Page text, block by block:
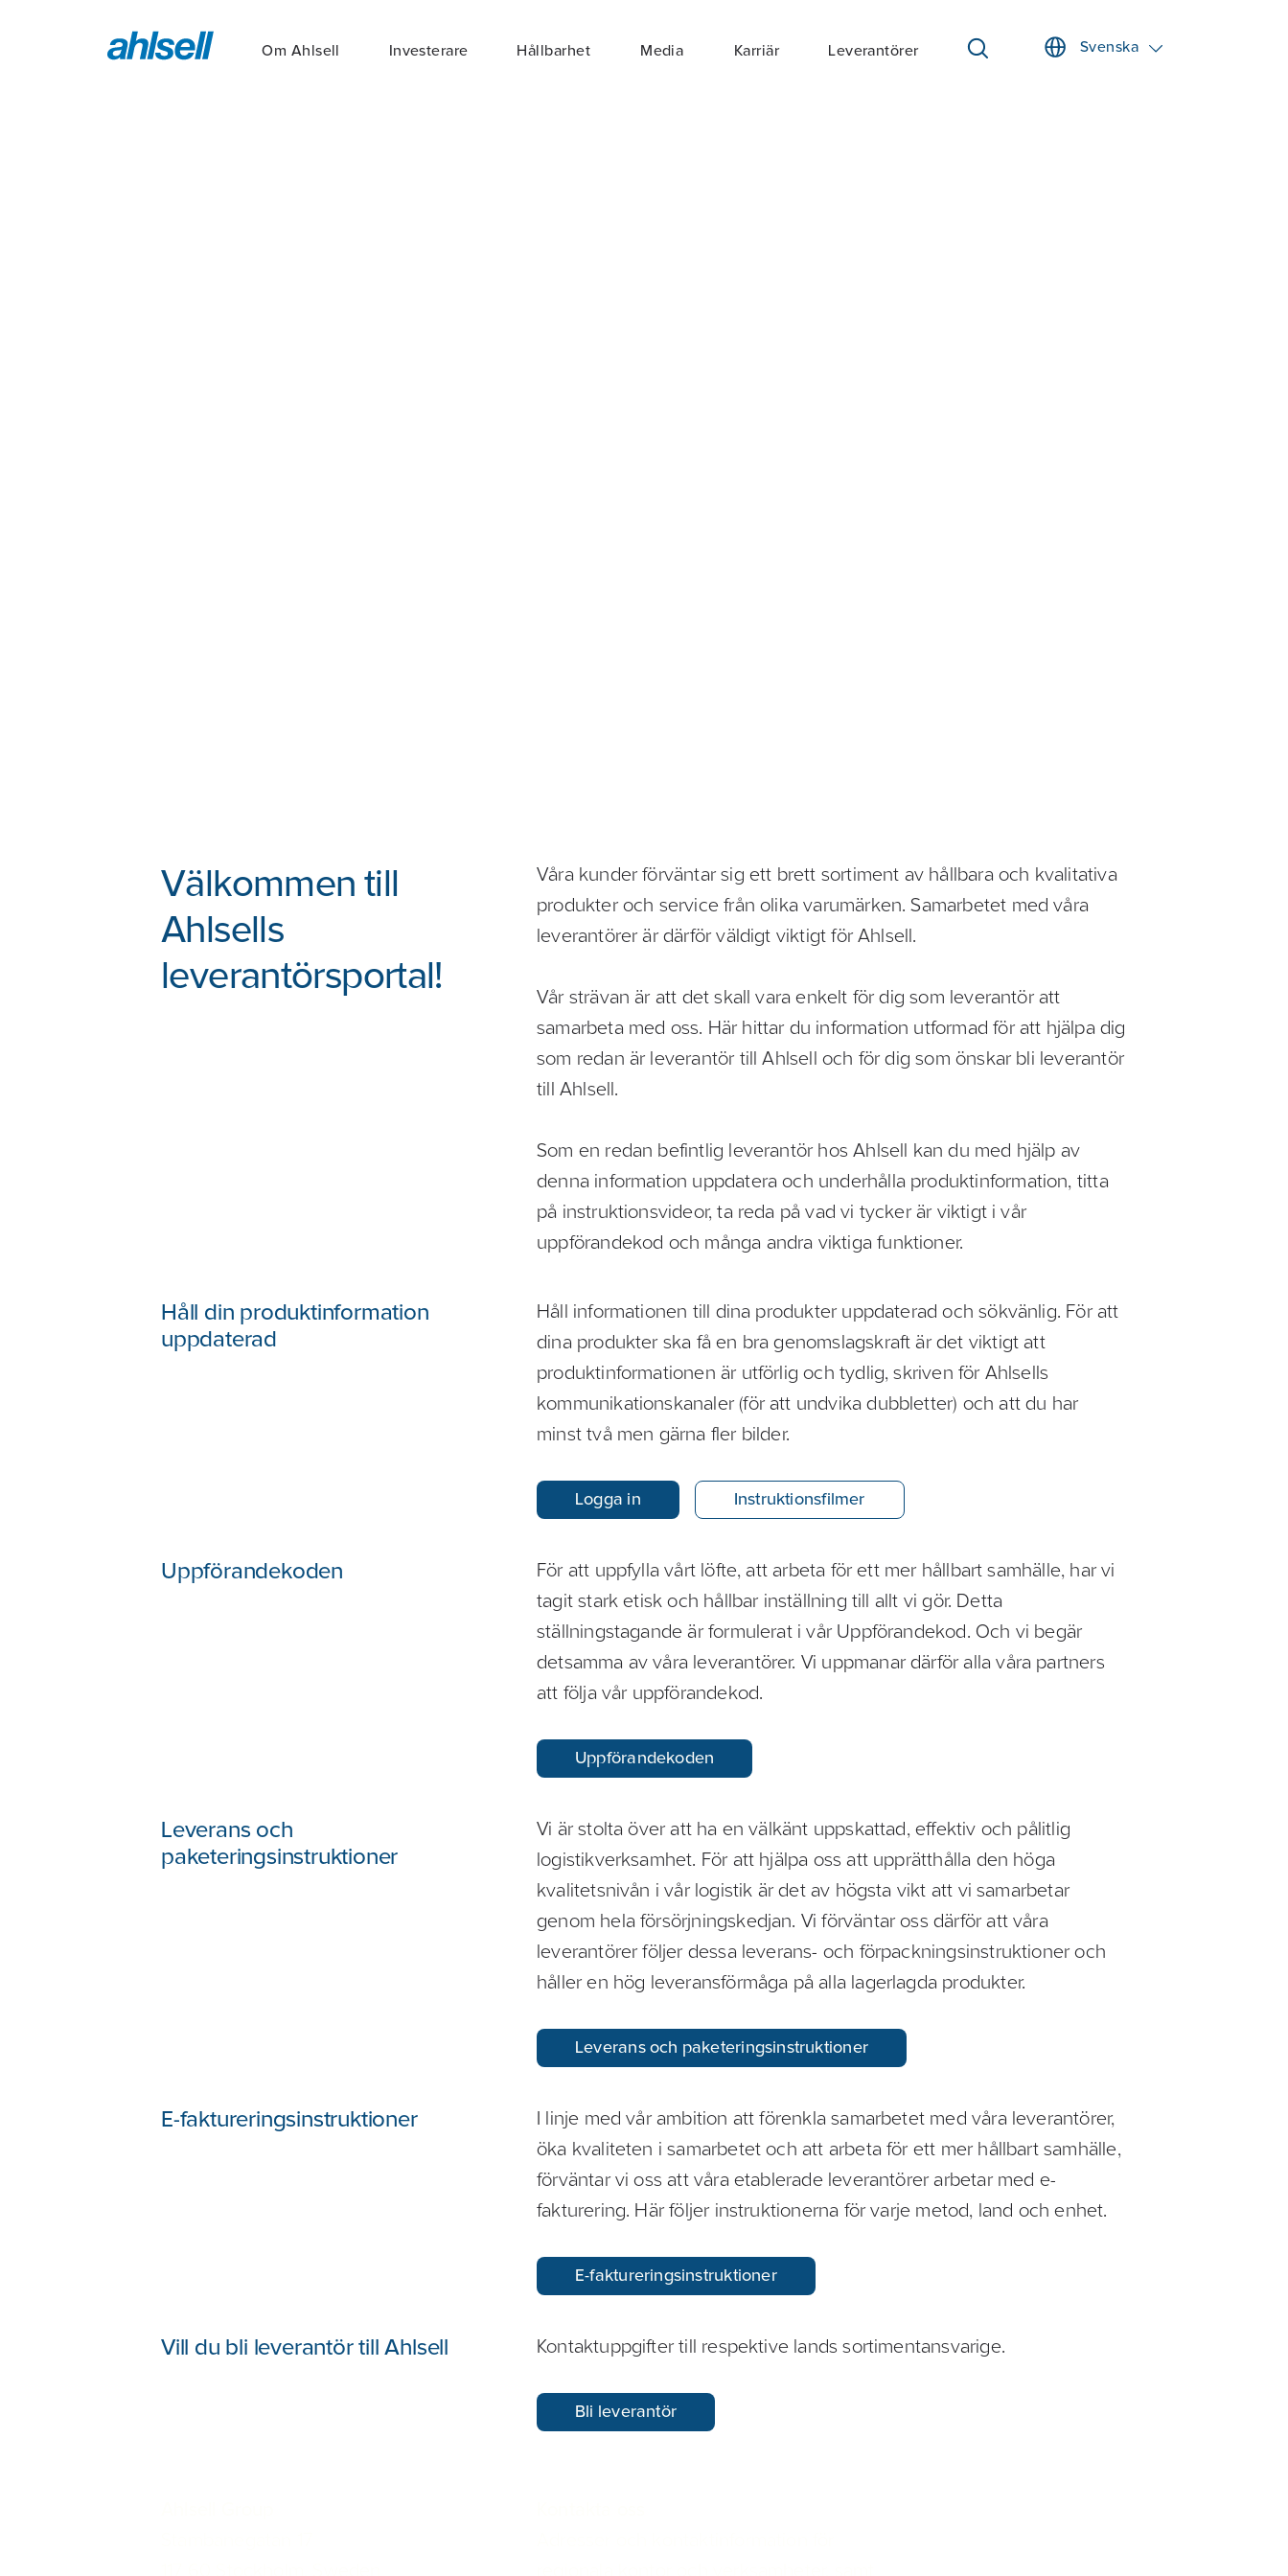
Om Ahlsell Investerare Hållbarhet Media Karriär Leverantörer Svenska
Välkommen till
Ahlsells
leverantörsportal!
Våra kunder förväntar sig ett brett sortiment av hållbara och kvalitativa
produkter och service från olika varumärken. Samarbetet med våra
leverantörer är därför väldigt viktigt för Ahlsell.
Vår strävan är att det skall vara enkelt för dig som leverantör att
samarbeta med oss. Här hittar du information utformad för att hjälpa dig
som redan är leverantör till Ahlsell och för dig som önskar bli leverantör
till Ahlsell.
Som en redan befintlig leverantör hos Ahlsell kan du med hjälp av
denna information uppdatera och underhålla produktinformation, titta
på instruktionsvideor, ta reda på vad vi tycker är viktigt i vår
uppförandekod och många andra viktiga funktioner.
Håll din produktinformation
uppdaterad
Håll informationen till dina produkter uppdaterad och sökvänlig. För att
dina produkter ska få en bra genomslagskraft är det viktigt att
produktinformationen är utförlig och tydlig, skriven för Ahlsells
kommunikationskanaler (för att undvika dubbletter) och att du har
minst två men gärna fler bilder.
Logga in Instruktionsfilmer
Uppförandekoden
För att uppfylla vårt löfte, att arbeta för ett mer hållbart samhälle, har vi
tagit stark etisk och hållbar inställning till allt vi gör. Detta
ställningstagande är formulerat i vår Uppförandekod. Och vi begär
detsamma av våra leverantörer. Vi uppmanar därför alla våra partners
att följa vår uppförandekod.
Uppförandekoden
Leverans och
paketeringsinstruktioner
Vi är stolta över att ha en välkänt uppskattad, effektiv och pålitlig
logistikverksamhet. För att hjälpa oss att upprätthålla den höga
kvalitetsnivån i vår logistik är det av högsta vikt att vi samarbetar
genom hela försörjningskedjan. Vi förväntar oss därför att våra
leverantörer följer dessa leverans- och förpackningsinstruktioner och
håller en hög leveransförmåga på alla lagerlagda produkter.
Leverans och paketeringsinstruktioner
E-faktureringsinstruktioner
I linje med vår ambition att förenkla samarbetet med våra leverantörer,
öka kvaliteten i samarbetet och att arbeta för ett mer hållbart samhälle,
förväntar vi oss att våra etablerade leverantörer arbetar med e-
fakturering. Här följer instruktionerna för varje metod, land och enhet.
E-faktureringsinstruktioner
Vill du bli leverantör till Ahlsell Kontaktuppgifter till respektive lands sortimentansvarige.
Bli leverantör